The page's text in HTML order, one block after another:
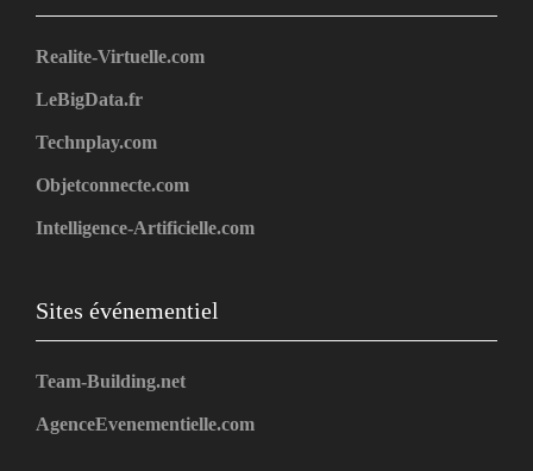
Realite-Virtuelle.com
LeBigData.fr
Technplay.com
Objetconnecte.com
Intelligence-Artificielle.com
Sites événementiel
Team-Building.net
AgenceEvenementielle.com